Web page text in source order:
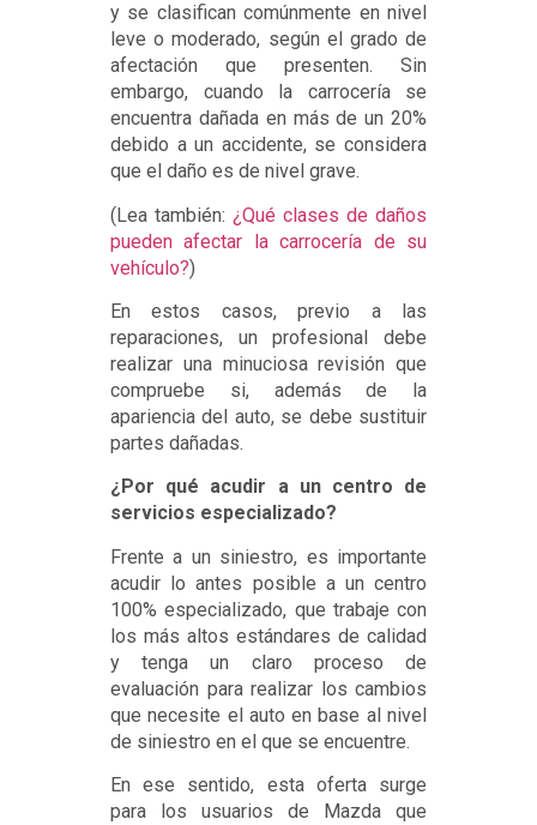
y se clasifican comúnmente en nivel
leve o moderado, según el grado de
afectación que presenten. Sin
embargo, cuando la carrocería se
encuentra dañada en más de un 20%
debido a un accidente, se considera
que el daño es de nivel grave.
(Lea también: ¿Qué clases de daños
pueden afectar la carrocería de su
vehículo?)
En estos casos, previo a las
reparaciones, un profesional debe
realizar una minuciosa revisión que
compruebe si, además de la
apariencia del auto, se debe sustituir
partes dañadas.
¿Por qué acudir a un centro de
servicios especializado?
Frente a un siniestro, es importante
acudir lo antes posible a un centro
100% especializado, que trabaje con
los más altos estándares de calidad
y tenga un claro proceso de
evaluación para realizar los cambios
que necesite el auto en base al nivel
de siniestro en el que se encuentre.
En ese sentido, esta oferta surge
para los usuarios de Mazda que